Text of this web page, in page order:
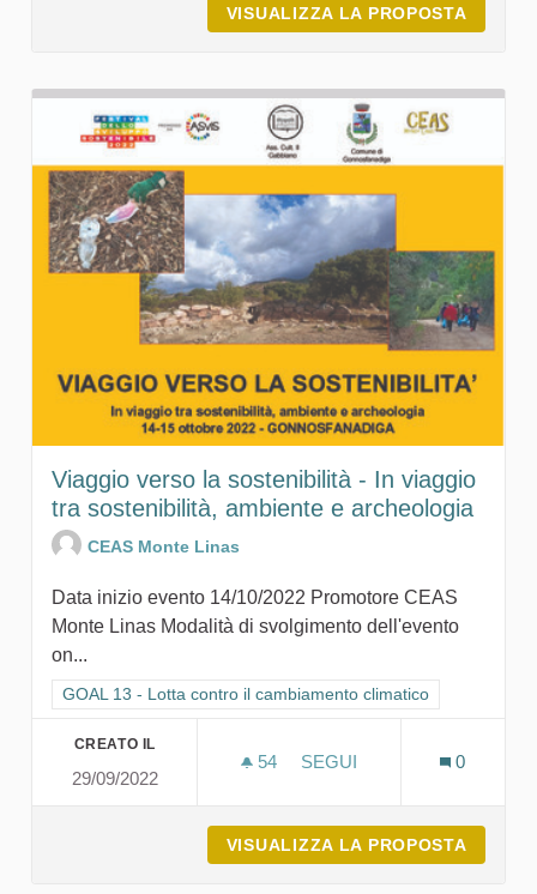
VISUALIZZA LA PROPOSTA
Viaggio verso la sostenibilità - In viaggio
tra sostenibilità, ambiente e archeologia
CEAS Monte Linas
Data inizio evento 14/10/2022 Promotore CEAS
Monte Linas Modalità di svolgimento dell'evento
on...
Filtra i risultati per categoria: GOAL 13 - Lotta contro il
GOAL 13 - Lotta contro il cambiamento climatico
CREATO IL
29/09/2022
54 54 SOSTENITORI
SEGUI
0
VISUALIZZA LA PROPOSTA